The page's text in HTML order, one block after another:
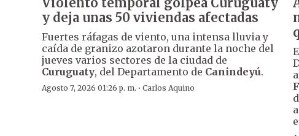
y deja unas 50 viviendas afectadas
Fuertes ráfagas de viento, una intensa lluvia y
caída de granizo azotaron durante la noche del
jueves varios sectores de la ciudad de
Curuguaty, del Departamento de Canindeyú.
Agosto 7, 2026 01:26 p. m. · Carlos Aquino